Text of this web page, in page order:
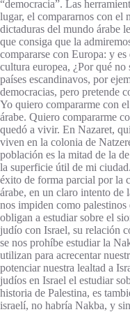
“democracia”. Las
lugar, el compararnos con el
dictaduras del mundo árabe
que consiga que la
compararse con Europa: y
cultura europea, ¿Por qué
países escandinavos, por
democracias, pero pretende
Yo quiero compararme con
árabe. Quiero compararme
quedó a vivir. En Nazaret,
viven en la colonia de
población es la mitad de la
la superficie útil de mi
éxito de forma parcial por la
árabe, en un claro intento de
nos impiden como
obligan a estudiar sobre el
judío con Israel, su relación
se nos prohíbe estudiar la
utilizan para acrecentar
potenciar nuestra lealtad a
judíos en Israel el estudiar
historia de Palestina, es
israelí, no habría Nakba, y